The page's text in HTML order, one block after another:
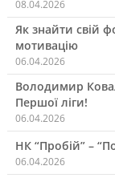
08.04.2026
Як знайти свій
мотивацію
06.04.2026
Володимир
Першої ліги!
06.04.2026
НК “Пробій” –
06.04.2026